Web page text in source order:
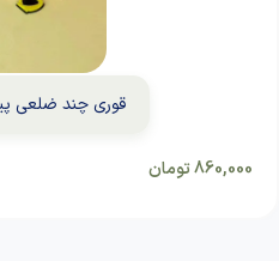
قوری چند ضلعی
860,000تومان